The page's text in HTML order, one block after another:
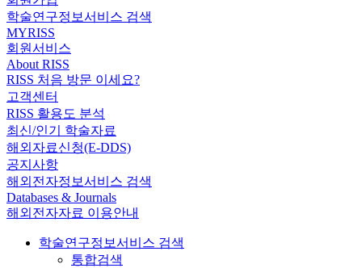
학술연구정보서비스 검색
MYRISS
회원서비스
About RISS
RISS 처음 방문 이세요?
고객센터
RISS 활용도 분석
최신/인기 학술자료
해외자료신청(E-DDS)
공지사항
해외전자정보서비스 검색
Databases & Journals
해외전자자료 이용안내
학술연구정보서비스 검색
통합검색